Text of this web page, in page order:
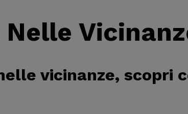
vicinanze, scopri